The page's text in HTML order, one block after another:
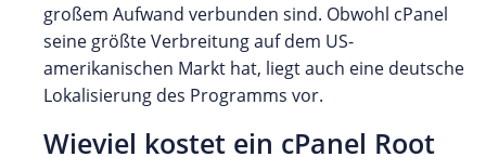
großem Aufwand verbunden sind. Obwohl cPanel
seine größte Verbreitung auf dem US-
amerikanischen Markt hat, liegt auch eine deutsche
Lokalisierung des Programms vor.
Wieviel kostet ein cPanel Root